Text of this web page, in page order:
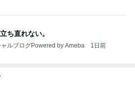
ち直れない。
ルブログPowered by Ameba 1日前